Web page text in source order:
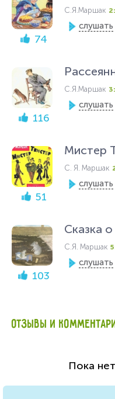
74
С.Я.Маршак
слушать
116
С.Я.Маршак
слушать
51
Мистер
С. Я. Маршак
слушать
103
Сказка
С.Я. Маршак
слушать
ОТЗЫВЫ И
Пока